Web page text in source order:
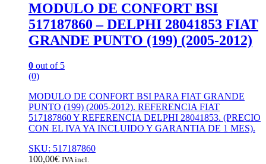
MODULO DE CONFORT BSI
517187860 – DELPHI 28041853 FIAT
GRANDE PUNTO (199) (2005-2012)
0 out of 5
(0)
MODULO DE CONFORT BSI PARA FIAT GRANDE
PUNTO (199) (2005-2012). REFERENCIA FIAT
517187860 Y REFERENCIA DELPHI 28041853. (PRECIO
CON EL IVA YA INCLUIDO Y GARANTIA DE 1 MES).
SKU: 517187860
100,00€ IVA incl.